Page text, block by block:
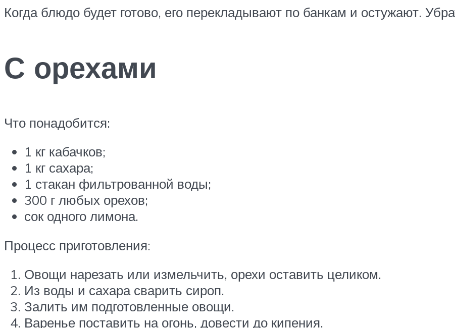
Когда блюдо будет готово, его перекладывают по банкам и остужают.
С орехами
Что понадобится:
1 кг кабачков;
1 кг сахара;
1 стакан фильтрованной воды;
300 г любых орехов;
сок одного лимона.
Процесс приготовления:
Овощи нарезать или измельчить, орехи оставить целиком.
Из воды и сахара сварить сироп.
Залить им подготовленные овощи.
Варенье поставить на огонь, довести до кипения.